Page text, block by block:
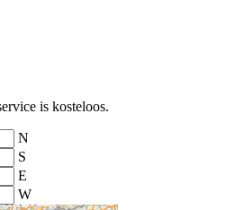
is kosteloos.
N
S
E
W